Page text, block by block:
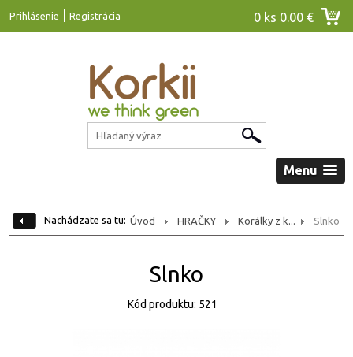
Prihlásenie Registrácia 0 ks 0.00 €
Menu
Nachádzate sa tu: Úvod HRAČKY Korálky z k... Slnko
Slnko
Kód produktu: 521